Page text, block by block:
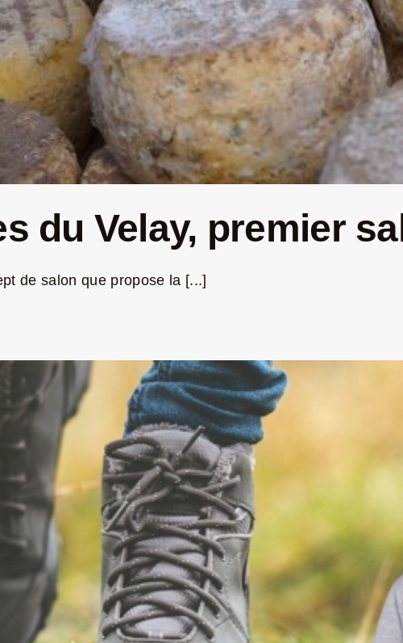
du Velay, premier
de salon que propose la [...]